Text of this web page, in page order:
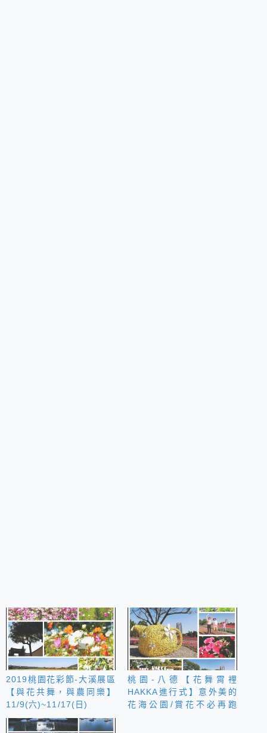
2019桃園花彩節-大溪展區
【與花共舞，與農同樂】
11/9(六)~11/17(日)
桃園-八德【花舞霄裡
HAKKA進行式】意外美的
花海公園/賞花不必再跑